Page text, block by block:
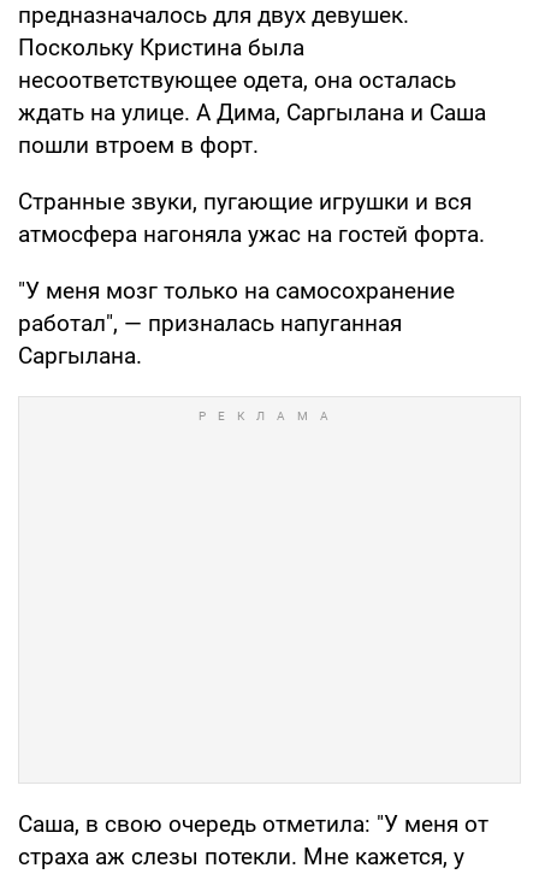
предназначалось для двух девушек.
Поскольку Кристина была
несоответствующее одета, она осталась
ждать на улице. А Дима, Саргылана и Саша
пошли втроем в форт.
Странные звуки, пугающие игрушки и вся
атмосфера нагоняла ужас на гостей форта.
"У меня мозг только на самосохранение
работал", — призналась напуганная
Саргылана.
Саша, в свою очередь отметила: "У меня от
страха аж слезы потекли. Мне кажется, у